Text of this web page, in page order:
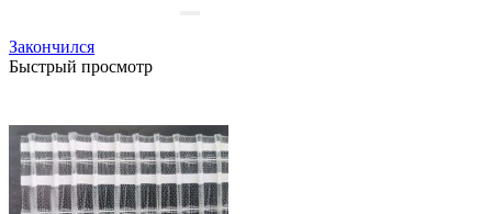
Закончился
Быстрый просмотр